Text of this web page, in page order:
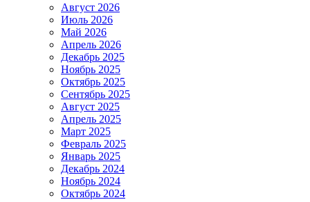
Август 2026
Июль 2026
Май 2026
Апрель 2026
Декабрь 2025
Ноябрь 2025
Октябрь 2025
Сентябрь 2025
Август 2025
Апрель 2025
Март 2025
Февраль 2025
Январь 2025
Декабрь 2024
Ноябрь 2024
Октябрь 2024